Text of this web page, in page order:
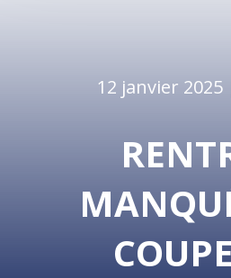
12 janvier 2025